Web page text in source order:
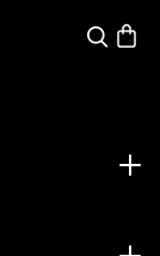
Panier